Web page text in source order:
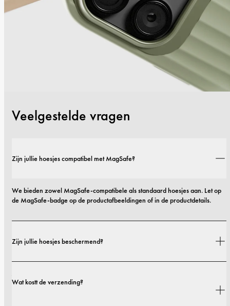
Veelgestelde vragen
Zijn jullie hoesjes compatibel met MagSafe?
We bieden zowel MagSafe-compatibele als standaard hoesjes aan. Let op
de MagSafe-badge op de productafbeeldingen of in de productdetails.
Zijn jullie hoesjes beschermend?
die variëren van slanke profielen tot extra beschermende uitvoeringen.
Wat kostt de verzending?